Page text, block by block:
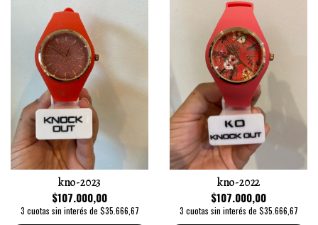
kno-2023
$107.000,00
3 cuotas sin interés de $35.666,67
kno-2022
$107.000,00
3 cuotas sin interés de $35.666,67